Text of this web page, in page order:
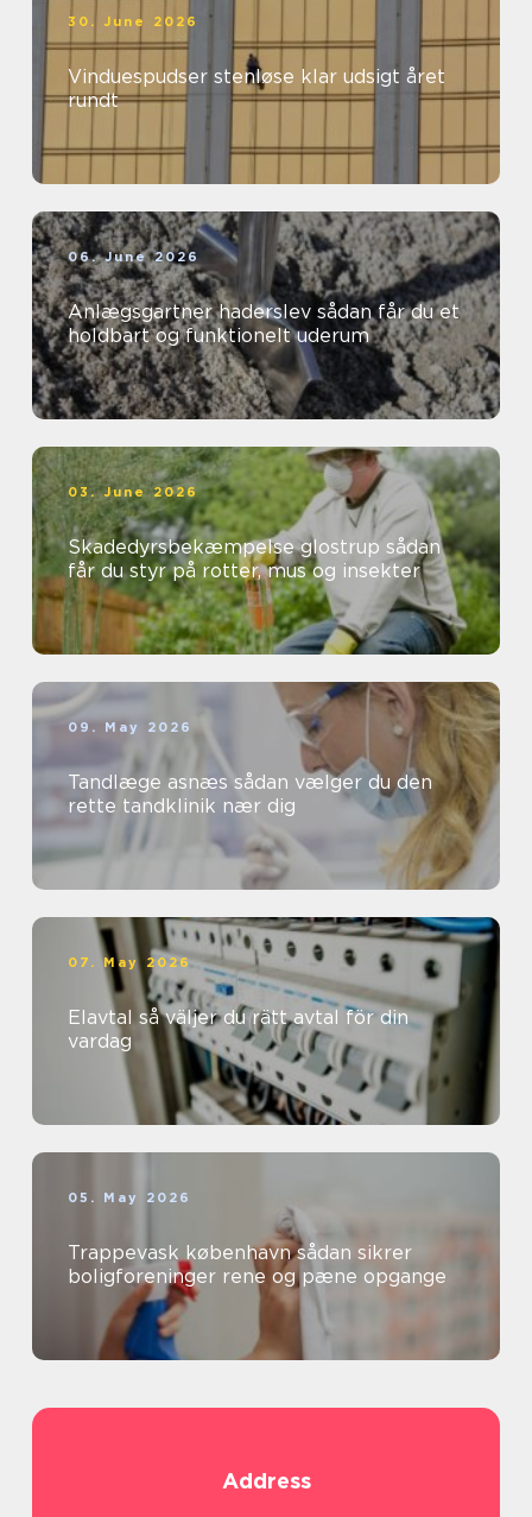
30. June 2026
Vinduespudser stenløse klar udsigt året
rundt
06. June 2026
Anlægsgartner haderslev sådan får du et
holdbart og funktionelt uderum
03. June 2026
Skadedyrsbekæmpelse glostrup sådan
får du styr på rotter, mus og insekter
09. May 2026
Tandlæge asnæs sådan vælger du den
rette tandklinik nær dig
07. May 2026
Elavtal så väljer du rätt avtal för din
vardag
05. May 2026
Trappevask københavn sådan sikrer
boligforeninger rene og pæne opgange
Address